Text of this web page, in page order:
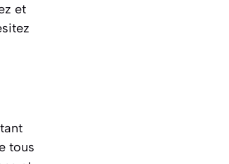
et
tous